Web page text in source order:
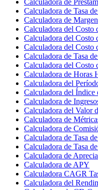
Calculadora de Tasa
Calculadora de
Calculadora del Costo
Calculadora del Costo
Calculadora del Costo
Calculadora de Tasa
Calculadora del Costo
Calculadora de Horas
Calculadora del
Calculadora del Índice
Calculadora de
Calculadora del Valor
Calculadora de
Calculadora de
Calculadora de Tasa
Calculadora de Tasa
Calculadora de
Calculadora de APY
Calculadora CAGR
Calculadora del